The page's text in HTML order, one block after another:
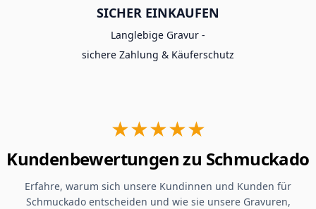
SICHER EINKAUFEN
Langlebige Gravur -
sichere Zahlung & Käuferschutz
★★★★★
Kundenbewertungen zu Schmuckado
Erfahre, warum sich unsere Kundinnen und Kunden für
Schmuckado entscheiden und wie sie unsere Gravuren,